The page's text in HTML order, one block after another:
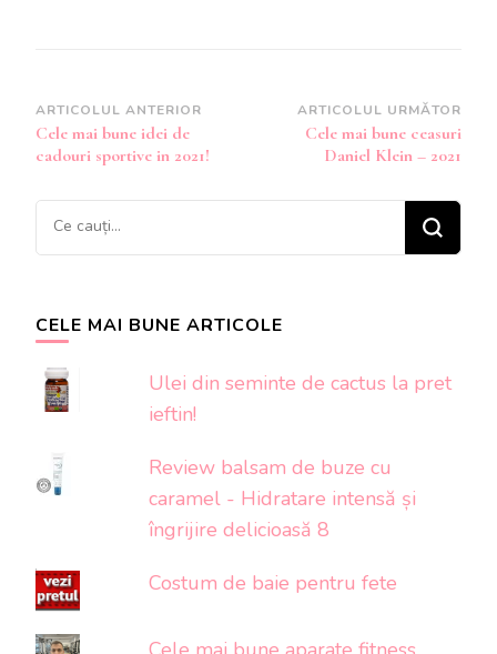
Navigare
în
articole
ARTICOLUL ANTERIOR
Cele mai bune idei de
cadouri sportive in 2021!
ARTICOLUL URMĂTOR
Cele mai bune ceasuri
Daniel Klein – 2021
Cauți
ceva?
CELE MAI BUNE ARTICOLE
Ulei din seminte de cactus la pret
ieftin!
Review balsam de buze cu
caramel - Hidratare intensă și
îngrijire delicioasă 8
Costum de baie pentru fete